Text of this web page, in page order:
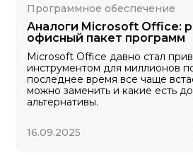
Программное обеспечение
Аналоги Microsoft Office:
офисный пакет программ
Microsoft Office давно стал
инструментом для миллионов
последнее время все чаще
можно заменить и какие есть
альтернативы.
16.09.2025